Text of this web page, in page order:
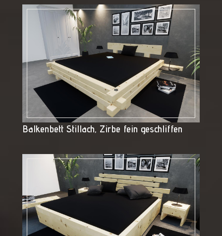
Balkenbett Stillach, Zirbe fein geschliffen